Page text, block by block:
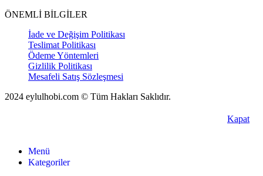
ÖNEMLİ BİLGİLER
İade ve Değişim Politikası
Teslimat Politikası
Ödeme Yöntemleri
Gizlilik Politikası
Mesafeli Satış Sözleşmesi
2024 eylulhobi.com © Tüm Hakları Saklıdır.
Kapat
Menü
Kategoriler